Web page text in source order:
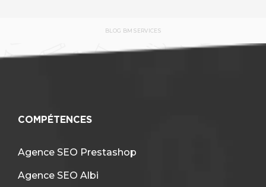
BLOG BM SERVICES
COMPÉTENCES
Agence SEO Prestashop
Agence SEO Albi